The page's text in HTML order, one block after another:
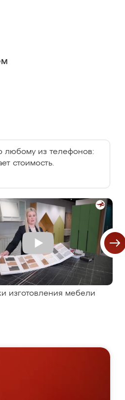
любому из телефонов:
стоимость.
изготовления мебели